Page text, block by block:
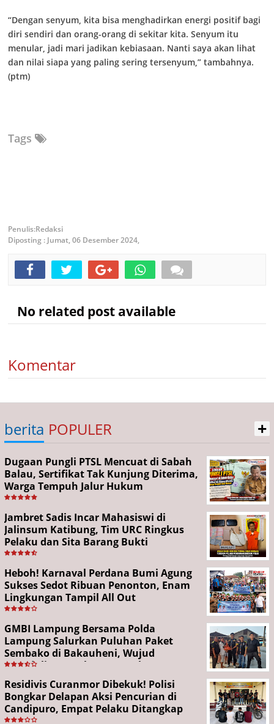
“Dengan senyum, kita bisa menghadirkan energi positif bagi
diri sendiri dan orang-orang di sekitar kita. Senyum itu
menular, jadi mari jadikan kebiasaan. Nanti saya akan lihat
dan nilai siapa yang paling sering tersenyum,” tambahnya.
(ptm)
Tags
Redaksi
Diposting : Jumat, 06 Desember 2024,
No related post available
Komentar
berita POPULER +
Dugaan Pungli PTSL Mencuat di Sabah
Balau, Sertifikat Tak Kunjung Diterima,
Warga Tempuh Jalur Hukum
Jambret Sadis Incar Mahasiswi di
Jalinsum Katibung, Tim URC Ringkus
Pelaku dan Sita Barang Bukti
Heboh! Karnaval Perdana Bumi Agung
Sukses Sedot Ribuan Penonton, Enam
Lingkungan Tampil All Out
GMBI Lampung Bersama Polda
Lampung Salurkan Puluhan Paket
Sembako di Bakauheni, Wujud
Kepedulian Sambut HUT RI ke-81
Residivis Curanmor Dibekuk! Polisi
Bongkar Delapan Aksi Pencurian di
Candipuro, Empat Pelaku Ditangkap